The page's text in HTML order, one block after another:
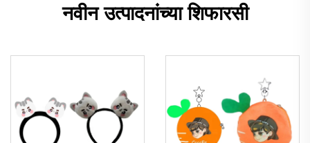
नवीन उत्पादनांच्या शिफारसी